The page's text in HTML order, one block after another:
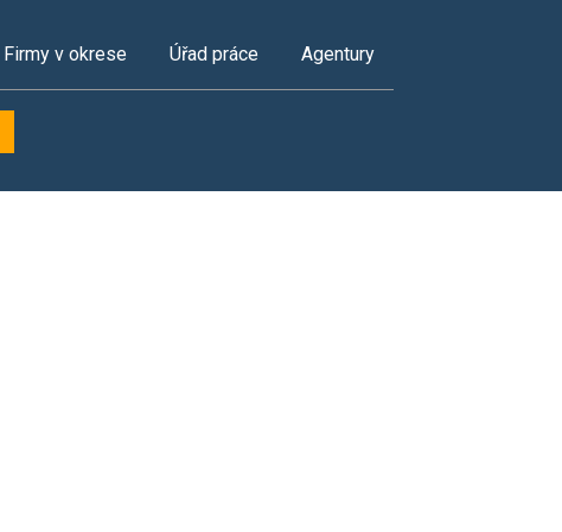
Firmy v okrese Úřad práce Agentury